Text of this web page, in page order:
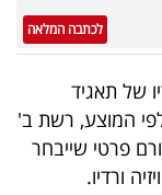
לכתבה המלאה
של תאגיד
המוצע, רשת ב'
פרטי שייבחר
ורדיו.